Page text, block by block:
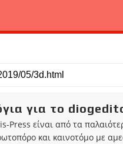
για το
Press είναι από τα
και καινοτόμο με